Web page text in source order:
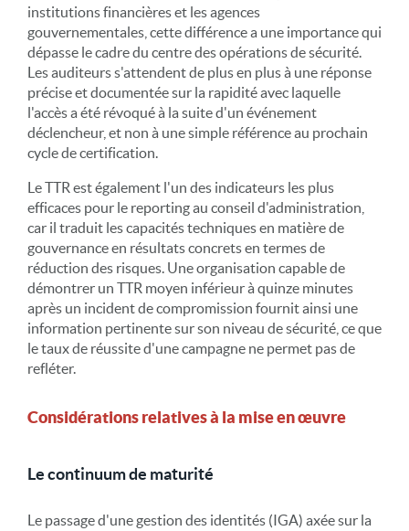
institutions financières et les agences
gouvernementales, cette différence a une importance qui
dépasse le cadre du centre des opérations de sécurité.
Les auditeurs s'attendent de plus en plus à une réponse
précise et documentée sur la rapidité avec laquelle
l'accès a été révoqué à la suite d'un événement
déclencheur, et non à une simple référence au prochain
cycle de certification.
Le TTR est également l'un des indicateurs les plus
efficaces pour le reporting au conseil d'administration,
car il traduit les capacités techniques en matière de
gouvernance en résultats concrets en termes de
réduction des risques. Une organisation capable de
démontrer un TTR moyen inférieur à quinze minutes
après un incident de compromission fournit ainsi une
information pertinente sur son niveau de sécurité, ce que
le taux de réussite d'une campagne ne permet pas de
refléter.
Considérations relatives à la mise en œuvre
Le continuum de maturité
Le passage d'une gestion des identités (IGA) axée sur la